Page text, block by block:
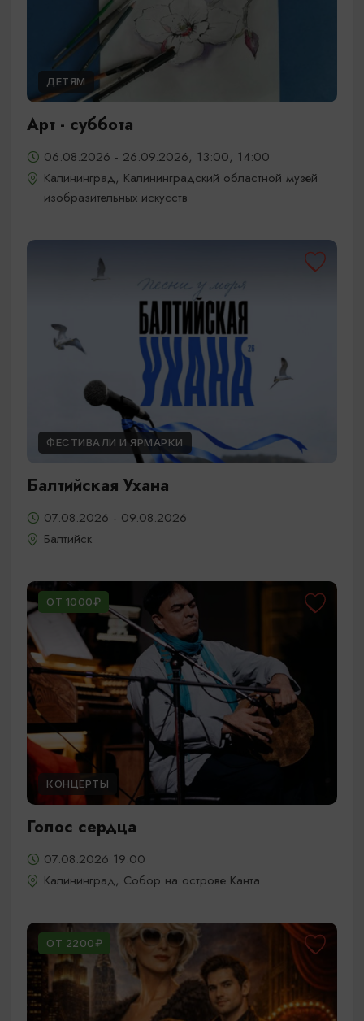
ДЕТЯМ
Арт - суббота
06.08.2026 - 26.09.2026, 13:00, 14:00
Калининград, Калининградский областной музей
изобразительных искусств
ФЕСТИВАЛИ И ЯРМАРКИ
Балтийская Ухана
07.08.2026 - 09.08.2026
Балтийск
ОТ 1000₽
КОНЦЕРТЫ
Голос сердца
07.08.2026 19:00
Калининград, Собор на острове Канта
ОТ 2200₽